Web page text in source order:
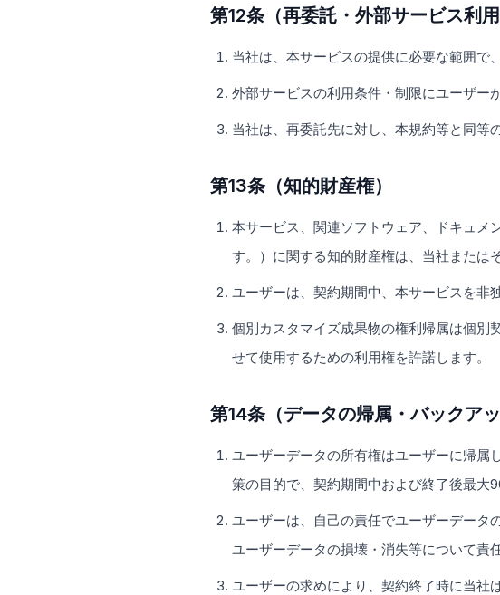
第12条（再委託・外部サービス利用
当社は、本サービスの提供に必要な範囲で
外部サービスの利用条件・制限にユーザー
当社は、再委託先に対し、本規約等と同等
第13条（知的財産権）
本サービス、関連ソフトウェア、ドキュメ
す。）に関する知的財産権は、当社または
ユーザーは、契約期間中、本サービスを非
個別カスタマイズ成果物の権利帰属は個別
せて使用するための利用権を許諾します。
第14条（データの帰属・バックアッ
ユーザーデータの所有権はユーザーに帰属
策の目的で、契約期間中および終了後最大
ユーザーは、自己の責任でユーザーデータ
ユーザーデータの損壊・消失等について責
ユーザーの求めにより、契約終了時に当社